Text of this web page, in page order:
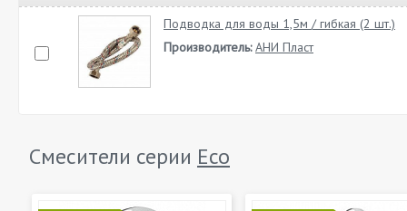
Подводка для воды 1,5м / гибкая (2 шт.)
Производитель: АНИ Пласт
Смесители серии Eco